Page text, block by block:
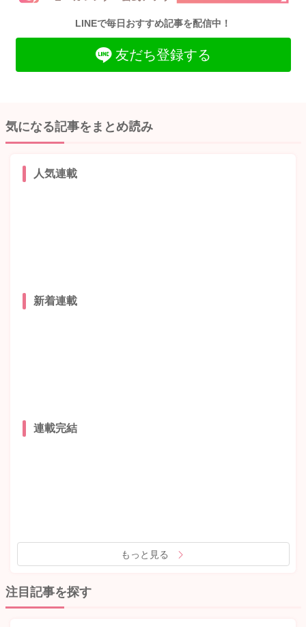
LINEで毎日おすすめ記事を配信中！
友だち登録する
気になる記事をまとめ読み
人気連載
新着連載
連載完結
もっと見る
注目記事を探す